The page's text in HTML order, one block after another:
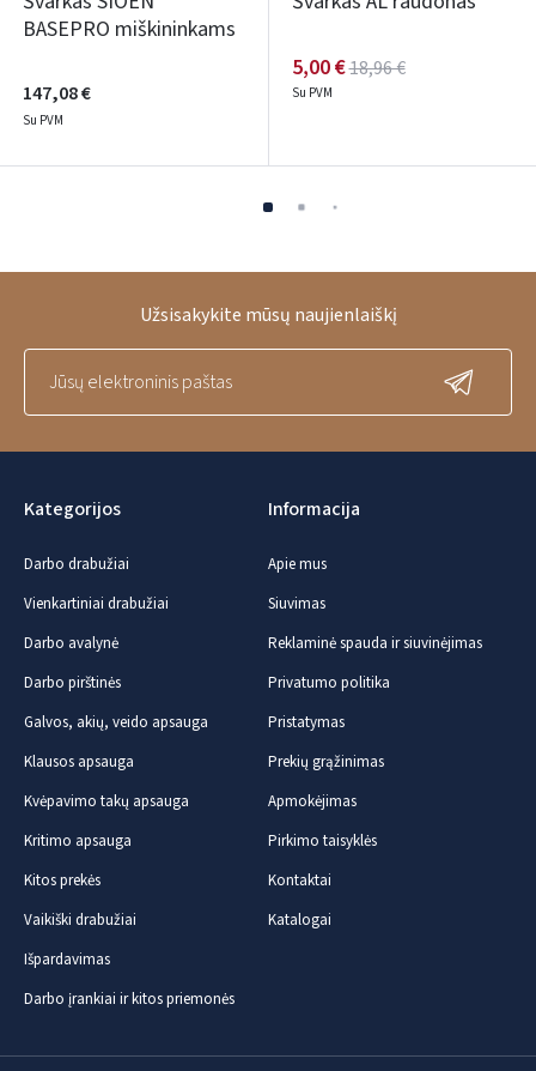
BASEPRO miškininkams
147,08 €
Su PVM
5,00 €18,96 €
Su PVM
Kategorijos
Darbo drabužiai
Vienkartiniai drabužiai
Darbo avalynė
Darbo pirštinės
Galvos, akių, veido apsauga
Klausos apsauga
Kvėpavimo takų apsauga
Kritimo apsauga
Kitos prekės
Vaikiški drabužiai
Išpardavimas
Darbo įrankiai ir kitos priemonės
Informacija
Apie mus
Siuvimas
Reklaminė spauda ir siuvinėjimas
Privatumo politika
Pristatymas
Prekių grąžinimas
Apmokėjimas
Pirkimo taisyklės
Kontaktai
Katalogai
Užsisakykite mūsų naujienlaiškį